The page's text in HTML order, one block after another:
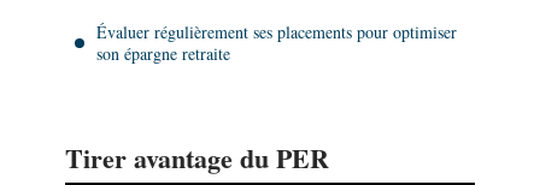
Évaluer régulièrement ses placements pour optimiser
son épargne retraite
Tirer avantage du PER